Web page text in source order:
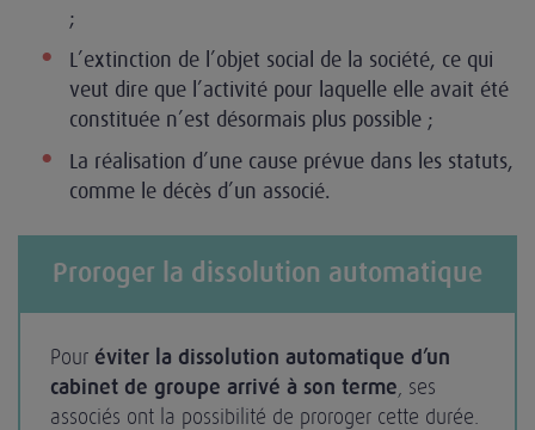
;
L’extinction de l’objet social de la société, ce qui
veut dire que l’activité pour laquelle elle avait été
constituée n’est désormais plus possible ;
La réalisation d’une cause prévue dans les statuts,
comme le décès d’un associé.
Proroger la dissolution automatique
Pour éviter la dissolution automatique d’un
cabinet de groupe arrivé à son terme, ses
associés ont la possibilité de proroger cette durée.